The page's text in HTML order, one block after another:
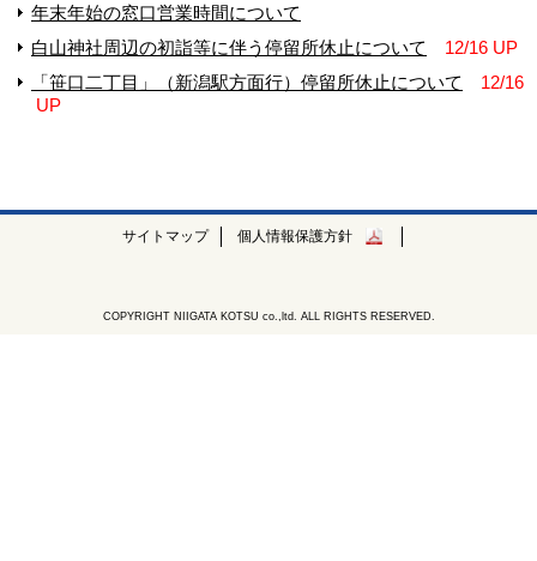
年末年始の窓口営業時間について
白山神社周辺の初詣等に伴う停留所休止について
12/16 UP
「笹口二丁目」（新潟駅方面行）停留所休止について
12/16
UP
サイトマップ 個人情報保護方針
COPYRIGHT NIIGATA KOTSU co.,ltd. ALL RIGHTS RESERVED.